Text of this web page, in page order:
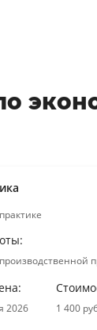
2026 1 400